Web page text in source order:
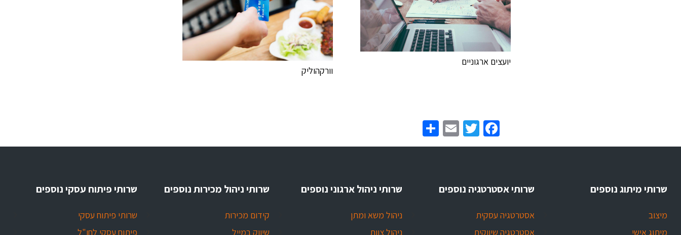
יועצים ארגוניים
וורקהוליק
Facebook
Twitter
Email
שרותי מיתוג נוספים
מיצוב
מיתוג אישי
שרותי אסטרטגיה נוספים
אסטרטגיה עסקית
אסטרטגיה שיווקית
שרותי ניהול ארגוני נוספים
ניהול משא ומתן
ניהול צוות
שרותי ניהול מכירות נוספים
קידום מכירות
שיווק במייל
שרותי פיתוח עסקי נוספים
שרותי פיתוח עסקי
פיתוח עסקי לחו"ל